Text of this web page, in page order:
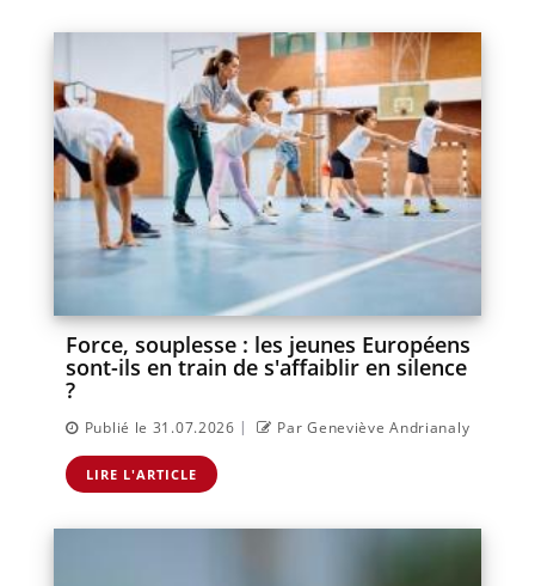
Force, souplesse : les jeunes Européens
sont-ils en train de s'affaiblir en silence
?
Publié le 31.07.2026 | Par Geneviève Andrianaly
LIRE L'ARTICLE